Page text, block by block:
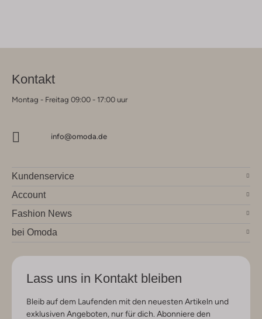
Kontakt
Montag - Freitag 09:00 - 17:00 uur
info@omoda.de
Kundenservice
Account
Fashion News
bei Omoda
Lass uns in Kontakt bleiben
Bleib auf dem Laufenden mit den neuesten Artikeln und
exklusiven Angeboten, nur für dich. Abonniere den